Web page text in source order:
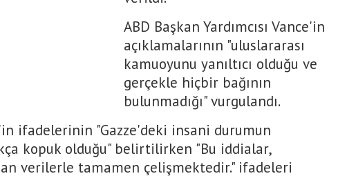
ABD Başkan Yardımcısı Vance'in
açıklamalarının "uluslararası
kamuoyunu yanıltıcı olduğu ve
gerçekle hiçbir bağının
bulunmadığı" vurgulandı.
ifadelerinin "Gazze'deki insani durumun
kopuk olduğu" belirtilirken "Bu iddialar,
verilerle tamamen çelişmektedir." ifadeleri